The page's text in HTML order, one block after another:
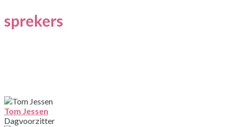
sprekers
Tom Jessen
Dagvoorzitter